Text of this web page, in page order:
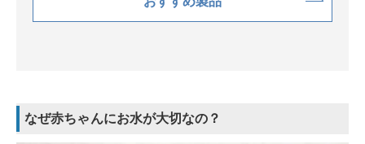
なぜ赤ちゃんにお水が大切なの？